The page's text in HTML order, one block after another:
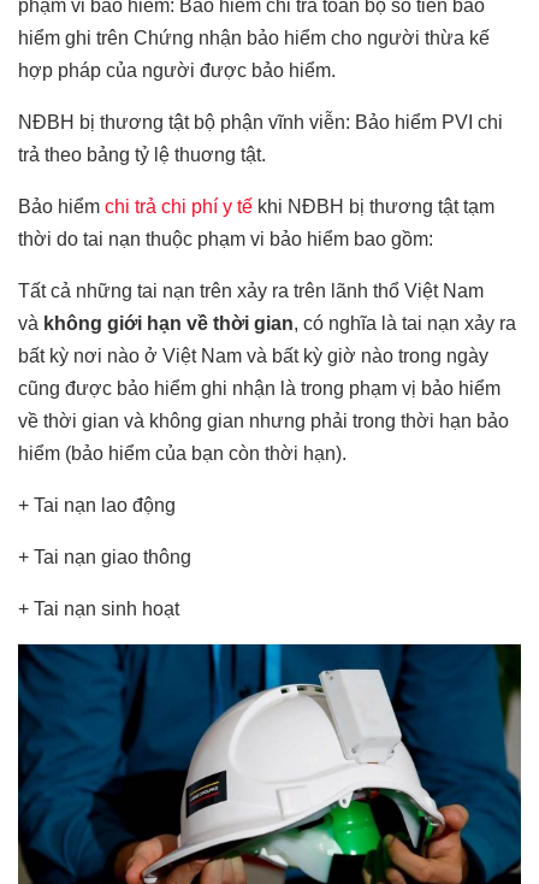
phạm vi bảo hiểm: Bảo hiểm chi trả toàn bộ số tiền bảo
hiểm ghi trên Chứng nhận bảo hiểm cho người thừa kế
hợp pháp của người được bảo hiểm.
NĐBH bị thương tật bộ phận vĩnh viễn: Bảo hiểm PVI chi
trả theo bảng tỷ lệ thuơng tật.
Bảo hiểm chi trả chi phí y tế khi NĐBH bị thương tật tạm
thời do tai nạn thuộc phạm vi bảo hiểm bao gồm:
Tất cả những tai nạn trên xảy ra trên lãnh thổ Việt Nam
và không giới hạn về thời gian, có nghĩa là tai nạn xảy ra
bất kỳ nơi nào ở Việt Nam và bất kỳ giờ nào trong ngày
cũng được bảo hiểm ghi nhận là trong phạm vị bảo hiểm
về thời gian và không gian nhưng phải trong thời hạn bảo
hiểm (bảo hiểm của bạn còn thời hạn).
+ Tai nạn lao động
+ Tai nạn giao thông
+ Tai nạn sinh hoạt